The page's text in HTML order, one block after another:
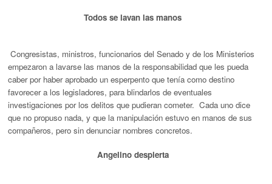
Todos se lavan las manos
Congresistas, ministros, funcionarios del Senado y de los Ministerios
empezaron a lavarse las manos de la responsabilidad que les pueda
caber por haber aprobado un esperpento que tenía como destino
favorecer a los legisladores, para blindarlos de eventuales
investigaciones por los delitos que pudieran cometer. Cada uno dice
que no propuso nada, y que la manipulación estuvo en manos de sus
compañeros, pero sin denunciar nombres concretos.
Angelino despierta